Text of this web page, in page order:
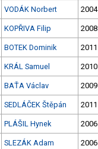
VODÁK Norbert 2004
KOPŘIVA Filip 2008
BOTEK Dominik 2011
KRÁL Samuel 2010
BAŤA Václav 2009
SEDLÁČEK Štěpán 2011
PLÁŠIL Hynek 2006
SLEZÁK Adam 2006